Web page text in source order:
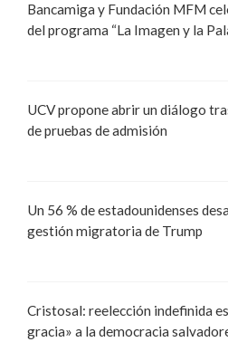
Bancamiga y Fundación MFM
del programa “La Imagen y la
UCV propone abrir un diálogo
de pruebas de admisión
Un 56 % de estadounidenses
gestión migratoria de Trump
Cristosal: reelección indefinida
gracia» a la democracia